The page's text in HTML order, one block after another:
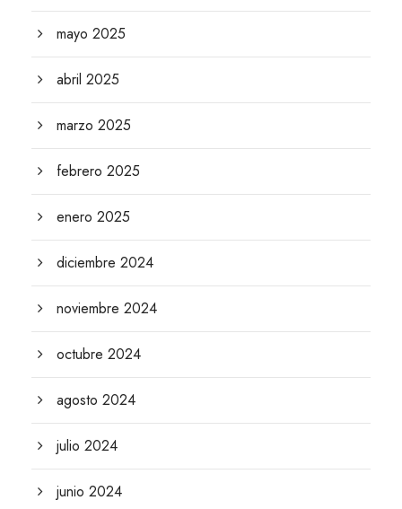
mayo 2025
abril 2025
marzo 2025
febrero 2025
enero 2025
diciembre 2024
noviembre 2024
octubre 2024
agosto 2024
julio 2024
junio 2024